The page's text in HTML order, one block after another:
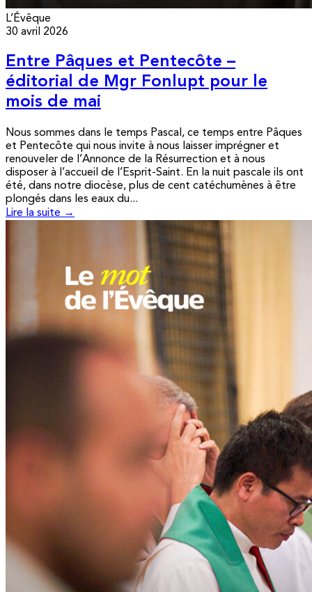
L’Évêque
30 avril 2026
Entre Pâques et Pentecôte –
éditorial de Mgr Fonlupt pour le
mois de mai
Nous sommes dans le temps Pascal, ce temps entre Pâques
et Pentecôte qui nous invite à nous laisser imprégner et
renouveler de l’Annonce de la Résurrection et à nous
disposer à l’accueil de l’Esprit-Saint. En la nuit pascale ils ont
été, dans notre diocèse, plus de cent catéchumènes à être
plongés dans les eaux du...
Lire la suite →